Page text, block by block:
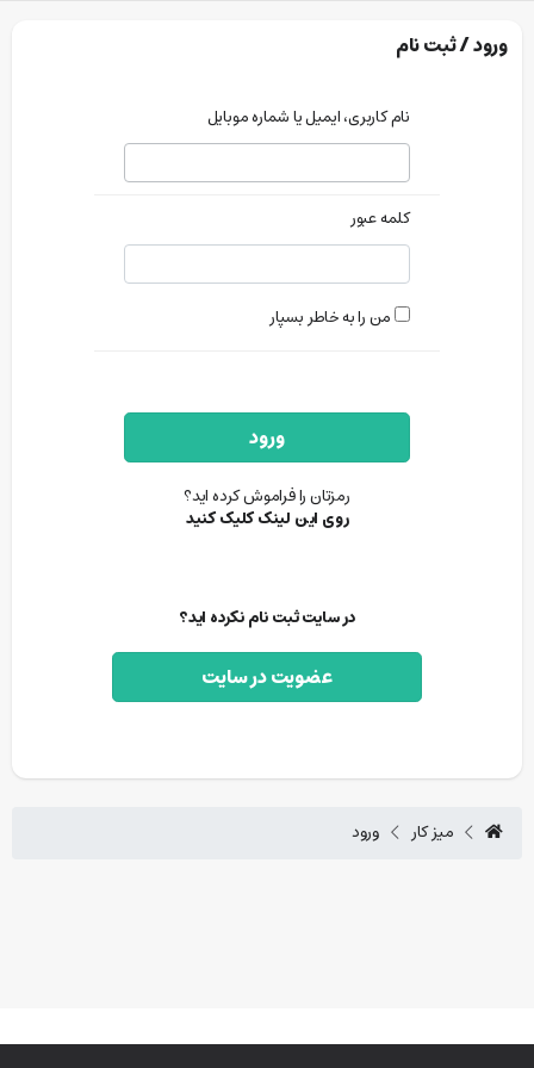
ورود / ثبت نام
نام کاربری، ایمیل یا شماره موبایل
کلمه عبور
من را به خاطر بسپار
ورود
رمزتان را فراموش کرده اید؟
روی این لینک کلیک کنید
در سایت ثبت نام نکرده اید؟
عضویت در سایت
میز کار ورود